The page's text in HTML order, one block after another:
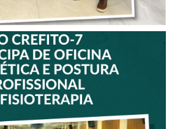
DO
7 PARTICIPA DE